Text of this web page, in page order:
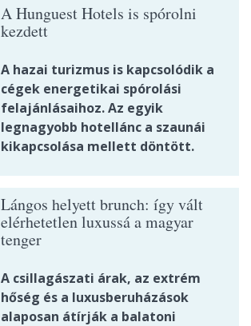
A Hunguest Hotels is spórolni
kezdett
A hazai turizmus is kapcsolódik a
cégek energetikai spórolási
felajánlásaihoz. Az egyik
legnagyobb hotellánc a szaunái
kikapcsolása mellett döntött.
Lángos helyett brunch: így vált
elérhetetlen luxussá a magyar
tenger
A csillagászati árak, az extrém
hőség és a luxusberuházások
alaposan átírják a balatoni